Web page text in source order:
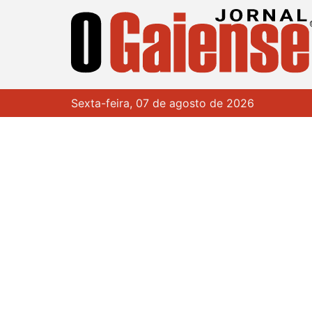
Sexta-feira, 07 de agosto de 2026